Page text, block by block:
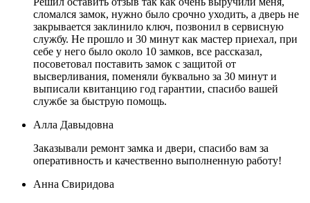
сломался замок, нужно было срочно уходить, а дверь не
закрывается заклинило ключ, позвонил в сервисную
службу. Не прошло и 30 минут как мастер приехал, при
себе у него было около 10 замков, все рассказал,
посоветовал поставить замок с защитой от
высверливания, поменяли буквально за 30 минут и
выписали квитанцию год гарантии, спасибо вашей
службе за быструю помощь.
Алла Давыдовна
Заказывали ремонт замка и двери, спасибо вам за
оперативность и качественно выполненную работу!
Анна Свиридова